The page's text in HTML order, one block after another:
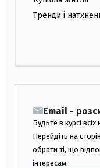
Тренди і
Email -
Будьте в курсі
Перейдіть на
обрати ті, що
інтересам.